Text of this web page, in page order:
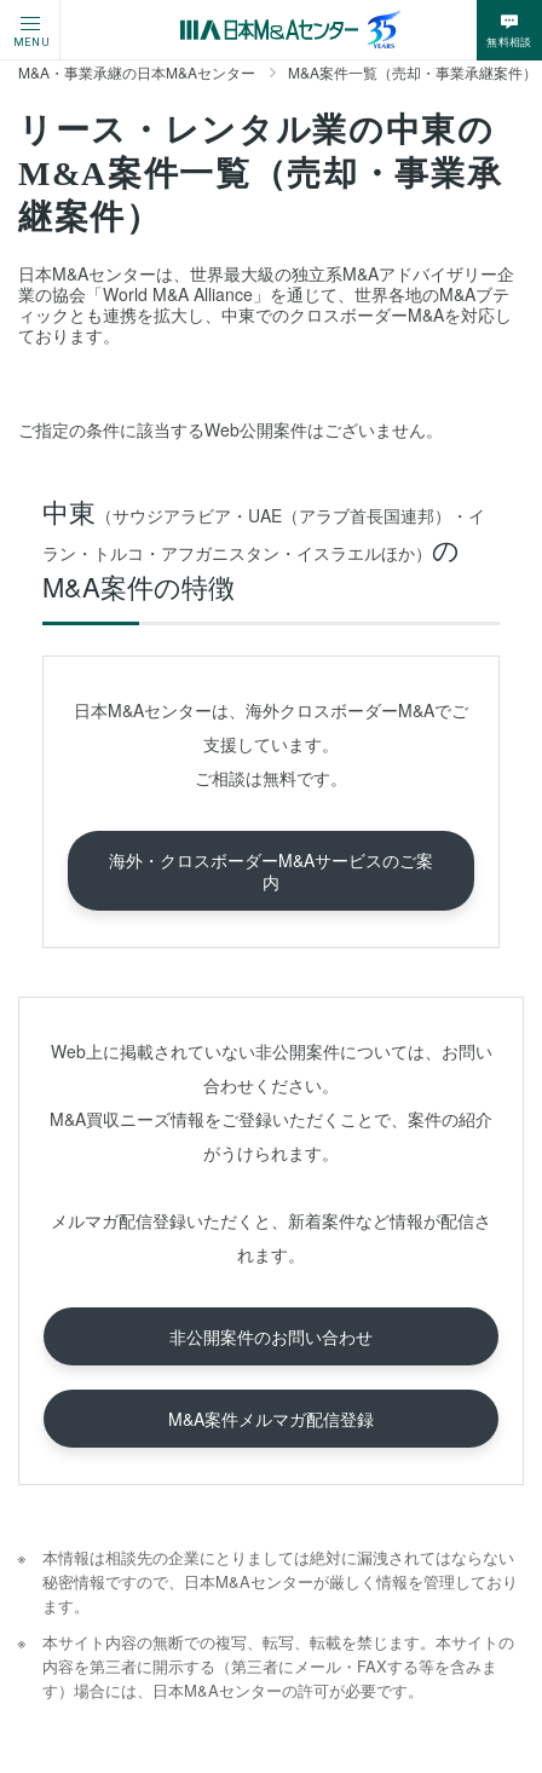
MENU 無料相談
M&A・事業承継の日本M&Aセンター M&A案件一覧（売却・事業承継案件）
リース・レンタル業の中東の
M&A案件一覧（売却・事業承
継案件）
日本M&Aセンターは、世界最大級の独立系M&Aアドバイザリー企
業の協会「World M&A Alliance」を通じて、世界各地のM&Aブテ
ィックとも連携を拡大し、中東でのクロスボーダーM&Aを対応し
ております。
ご指定の条件に該当するWeb公開案件はございません。
中東 （サウジアラビア・UAE（アラブ首長国連邦）・イ
ラン・トルコ・アフガニスタン・イスラエルほか） の
M&A案件の特徴
日本M&Aセンターは、海外クロスボーダーM&Aでご
支援しています。
ご相談は無料です。
海外・クロスボーダーM&Aサービスのご案
内
Web上に掲載されていない非公開案件については、お問い
合わせください。
M&A買収ニーズ情報をご登録いただくことで、案件の紹介
がうけられます。
メルマガ配信登録いただくと、新着案件など情報が配信さ
れます。
非公開案件のお問い合わせ
M&A案件メルマガ配信登録
本情報は相談先の企業にとりましては絶対に漏洩されてはならない
秘密情報ですので、日本M&Aセンターが厳しく情報を管理しており
ます。
本サイト内容の無断での複写、転写、転載を禁じます。本サイトの
内容を第三者に開示する（第三者にメール・FAXする等を含みま
す）場合には、日本M&Aセンターの許可が必要です。